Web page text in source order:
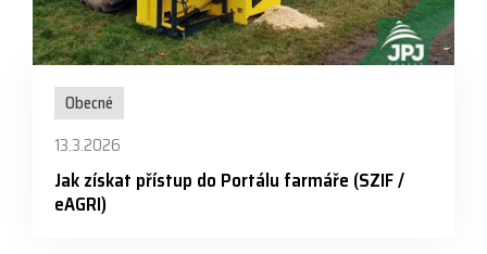
Obecné
13.3.2026
Jak získat přístup do Portálu farmáře (SZIF /
eAGRI)